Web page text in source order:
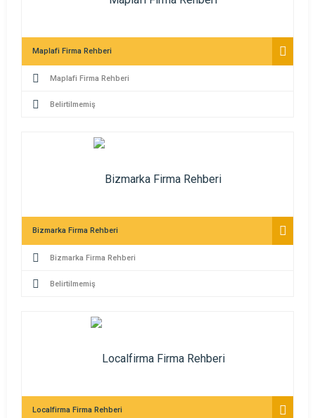
Maplafi Firma Rehberi
Maplafi Firma Rehberi
Belirtilmemiş
Bizmarka Firma Rehberi
Bizmarka Firma Rehberi
Belirtilmemiş
Localfirma Firma Rehberi